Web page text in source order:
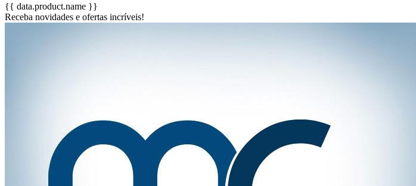
{{ data.product.name }}
Receba novidades e ofertas incríveis!